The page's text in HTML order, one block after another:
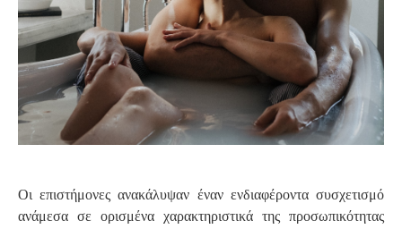
Οι επιστήμονες ανακάλυψαν έναν ενδιαφέροντα συσχετισμό
ανάμεσα σε ορισμένα χαρακτηριστικά της προσωπικότητας